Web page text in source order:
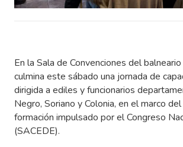
En la Sala de Convenciones del
culmina este sábado una jornada de
dirigida a ediles y funcionarios
Negro, Soriano y Colonia, en el marco
formación impulsado por el Congreso
(SACEDE).